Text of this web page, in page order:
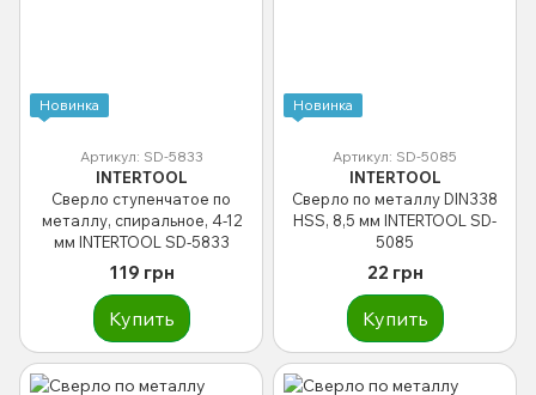
Новинка
Артикул: SD-5833
INTERTOOL
Сверло ступенчатое по
металлу, спиральное, 4-12
мм INTERTOOL SD-5833
119 грн
Купить
Новинка
Артикул: SD-5085
INTERTOOL
Сверло по металлу DIN338
HSS, 8,5 мм INTERTOOL SD-
5085
22 грн
Купить